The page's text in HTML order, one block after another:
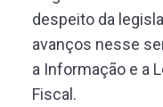
despeito da
avanços nesse
a Informação e a
Fiscal.